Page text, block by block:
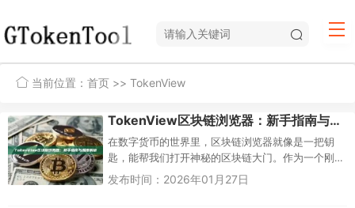
当前位置： 首页 >> TokenView
TokenView区块链浏览器：新手指南与深度解析
在数字货币的世界里，区块链浏览器就像是一把钥
匙，能帮我们打开神秘的区块链大门。作为一个刚
接触加密货币的新手，我最初对这些东西一头雾
发布时间：2026年01月27日